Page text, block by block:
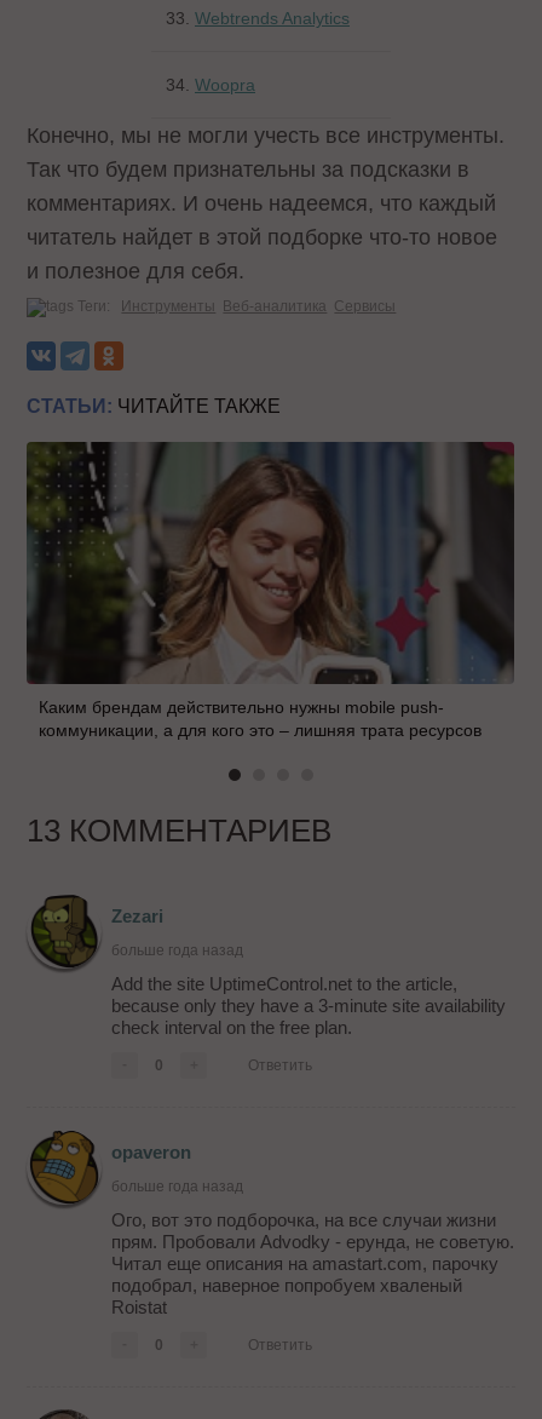
33. Webtrends Analytics
34. Woopra
Конечно, мы не могли учесть все инструменты.
Так что будем признательны за подсказки в
комментариях. И очень надеемся, что каждый
читатель найдет в этой подборке что-то новое
и полезное для себя.
Теги: Инструменты Веб-аналитика Сервисы
СТАТЬИ: ЧИТАЙТЕ ТАКЖЕ
Каким брендам действительно нужны mobile push-
коммуникации, а для кого это – лишняя трата ресурсов
13 КОММЕНТАРИЕВ
Zezari
больше года назад
Add the site UptimeControl.net to the article,
because only they have a 3-minute site availability
check interval on the free plan.
0 Ответить
opaveron
больше года назад
Ого, вот это подборочка, на все случаи жизни
прям. Пробовали Advodky - ерунда, не советую.
Читал еще описания на amastart.com, парочку
подобрал, наверное попробуем хваленый
Roistat
0 Ответить